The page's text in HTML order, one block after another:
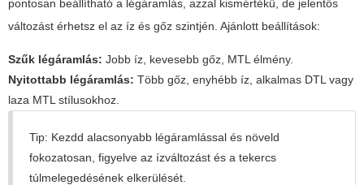
pontosan beállítható a légáramlás, azzal kismértékű, de jelentős
változást érhetsz el az íz és gőz szintjén. Ajánlott beállítások:
Szűk légáramlás: Jobb íz, kevesebb gőz, MTL élmény.
Nyitottabb légáramlás: Több gőz, enyhébb íz, alkalmas DTL vagy
laza MTL stílusokhoz.
Tip: Kezdd alacsonyabb légáramlással és növeld
fokozatosan, figyelve az ízváltozást és a tekercs
túlmelegedésének elkerülését.